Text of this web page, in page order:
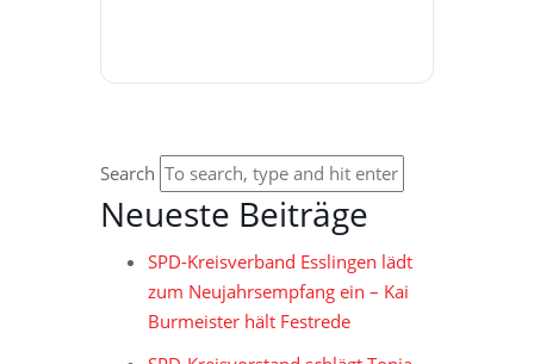
Search
Neueste Beiträge
SPD-Kreisverband Esslingen lädt
zum Neujahrsempfang ein – Kai
Burmeister hält Festrede